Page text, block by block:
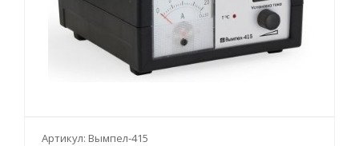
Артикул: Вымпел-415